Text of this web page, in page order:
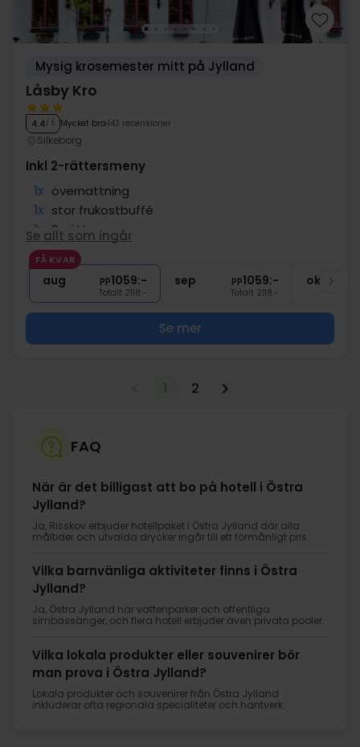
Mysig krosemester mitt på Jylland
Låsby Kro
4.4/ 5 Mycket bra 143 recensioner
Silkeborg
Inkl 2-rättersmeny
1x övernattning
1x stor frukostbuffé
1x 2-rättersmeny
∞ Gratis parkering vid hotellet
∞ Gratis internet
Se allt som ingår
FÅ KVAR
aug pp1059:-
Totalt 2118:-
sep pp1059:-
Totalt 2118:-
okt
Se mer
1 2
FAQ
När är det billigast att bo på hotell i Östra
Jylland?
Ja, Risskov erbjuder hotellpaket i Östra Jylland där alla
måltider och utvalda drycker ingår till ett förmånligt pris.
Vilka barnvänliga aktiviteter finns i Östra
Jylland?
Ja, Östra Jylland har vattenparker och offentliga
simbassänger, och flera hotell erbjuder även privata pooler.
Vilka lokala produkter eller souvenirer bör
man prova i Östra Jylland?
Lokala produkter och souvenirer från Östra Jylland
inkluderar ofta regionala specialiteter och hantverk.